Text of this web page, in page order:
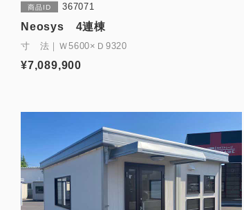
商品ID 367071
Neosys 4連棟
寸 法｜Ｗ5600×Ｄ9320
¥7,089,900